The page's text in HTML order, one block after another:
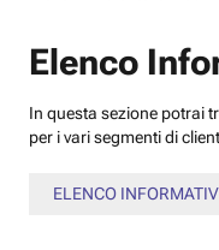
Elenco
In questa sezione potrai
per i vari segmenti di
ELENCO